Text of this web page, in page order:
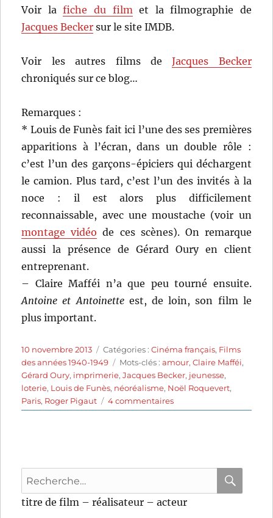
Voir lafiche du filmet la filmographie de
Jacques Becker sur le site IMDB.
Voir les autres films deJacques Becker
chroniqués sur ce blog…
Remarques :
* Louis de Funès fait ici l’une des ses premières
apparitions à l’écran, dans un double rôle :
c’est l’un des garçons-épiciers qui déchargent
le camion. Plus tard, c’est l’un des invités à la
noce : il est alors plus difficilement
reconnaissable, avec une moustache (voir un
montage vidéo de ces scènes). On remarque
aussi la présence de Gérard Oury en client
entreprenant.
– Claire Mafféi n’a que peu tourné ensuite.
Antoine et Antoinetteest, de loin, son film le
plus important.
Publié
le
10 novembre 2013 Catégories
Catégories :Cinéma français, Films
des années 1940-1949
Étiquettes
Mots-clés :amour,Claire Mafféi,
Gérard Oury, imprimerie,Jacques Becker, jeunesse,
loterie, Louis de Funès, néoréalisme, Noël Roquevert,
Paris, Roger Pigaut 4 commentairessur
Antoine
Recherche
pour
titre de film – réalisateur – acteur